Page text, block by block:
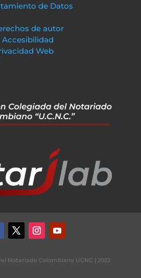
de Datos
de autor
Accesibilidad
Web
Notariado Colombiano UCNC | 2022